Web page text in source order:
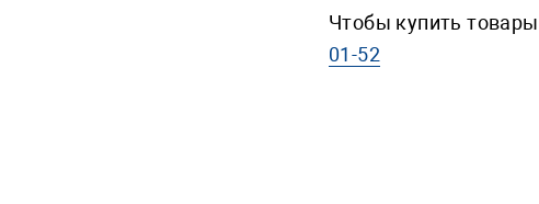
Чтобы купить
01-52